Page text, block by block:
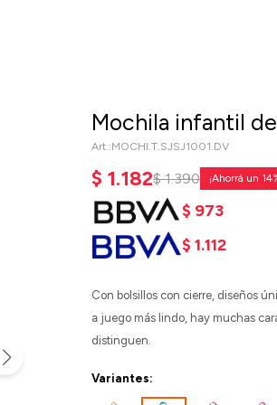
Mochila infantil
MOCHI.T.SJSJ1001.DV
$ 1.182$ 1.390 14
$ 973
$ 1.112
Con bolsillos con cierre, diseños
a juego más lindo, hay muchas
distinguen.
Variantes: